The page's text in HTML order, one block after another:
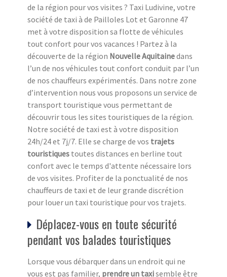
de la région pour vos visites ? Taxi Ludivine, votre
société de taxi à de Pailloles Lot et Garonne 47
met à votre disposition sa flotte de véhicules
tout confort pour vos vacances ! Partez à la
découverte de la région Nouvelle Aquitainedans
l’un de nos véhicules tout confort conduit par l’un
de nos chauffeurs expérimentés. Dans notre zone
d’intervention nous vous proposons un service de
transport touristique vous permettant de
découvrir tous les sites touristiques de la région.
Notre société de taxi est à votre disposition
24h/24 et 7j/7. Elle se charge de vos trajets
touristiques toutes distances en berline tout
confort avec le temps d'attente nécessaire lors
de vos visites. Profiter de la ponctualité de nos
chauffeurs de taxi et de leur grande discrétion
pour louer un taxi touristique pour vos trajets.
Déplacez-vous en toute sécurité
pendant vos balades touristiques
Lorsque vous débarquer dans un endroit qui ne
vous est pas familier, prendre un taxisemble être